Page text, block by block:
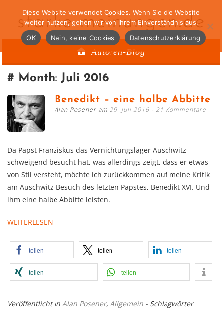
starke-meinungen.de
Autoren-Blog
Month: Juli 2016
Benedikt – eine halbe Abbitte
Alan Posener am 29. Juli 2016 21 Kommentare
Da Papst Franziskus das Vernichtungslager Auschwitz
schweigend besucht hat, was allerdings zeigt, dass er etwas
von Stil versteht, möchte ich zurückkommen auf meine Kritik
am Auschwitz-Besuch des letzten Papstes, Benedikt XVI. Und
ihm eine halbe Abbitte leisten.
WEITERLESEN
teilen teilen teilen
teilen teilen
Veröffentlicht in Alan Posener, Allgemein - Schlagwörter
Diese Website verwendet Cookies. Wenn Sie die Website
weiter nutzen, gehen wir von Ihrem Einverständnis aus.
OK
Nein, keine Cookies Datenschutzerklärung